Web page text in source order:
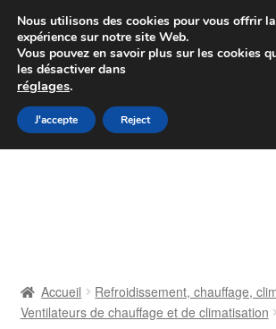
Colissimo livraison à partir
Du lundi au vendredi de 9
Aller
à
Aller
au
Contact
Accueil
Refroidissement, chauffage,
Ventilateurs de chauffage et de climatisation
Nous utilisons des cookies pour vous offrir
expérience sur notre site Web.
Vous pouvez en savoir plus sur les cookies
les désactiver dans
réglages.
J'accepte Reject